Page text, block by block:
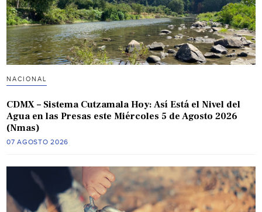
NACIONAL
CDMX – Sistema Cutzamala Hoy: Así Está el Nivel del
Agua en las Presas este Miércoles 5 de Agosto 2026
(Nmas)
07 AGOSTO 2026